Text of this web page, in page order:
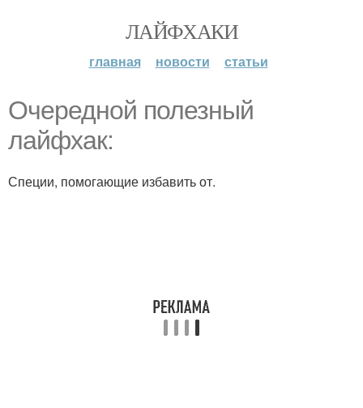
ЛАЙФХАКИ
главная новости статьи
Очередной полезный
лайфхак:
Специи, помогающие избавить от.